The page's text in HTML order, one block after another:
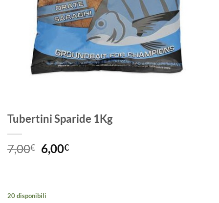
Tubertini Sparide 1Kg
7,00€ Il
prezzo
7,00€.
6,00€Il
20 disponibili